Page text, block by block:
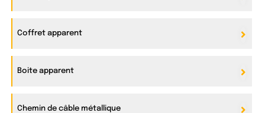
Coffret apparent
Boite apparent
Chemin de câble métallique